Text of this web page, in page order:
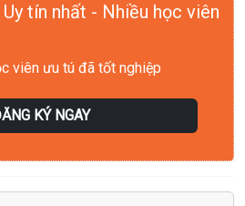
tín nhất - Nhiều học viên
viên ưu tú đã tốt nghiệp
KÝ NGAY